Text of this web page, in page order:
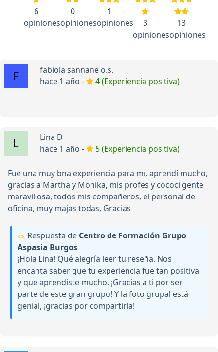
6
opiniones
0
opiniones
1
opiniones
3
opiniones
13
opiniones
fabiola sannane o.s.
hace 1 año -
4 (Experiencia positiva)
Lina D
hace 1 año -
5 (Experiencia positiva)
Fue una muy bna experiencia para mí, aprendí mucho,
gracias a Martha y Monika, mis profes y cococi gente
maravillosa, todos mis compañeros, el personal de
oficina, muy majas todas, Gracias
Respuesta de Centro de Formación Grupo
Aspasia Burgos
¡Hola Lina! Qué alegría leer tu reseña. Nos
encanta saber que tu experiencia fue tan positiva
y que aprendiste mucho. ¡Gracias a ti por ser
parte de este gran grupo! Y la foto grupal está
genial, ¡gracias por compartirla!